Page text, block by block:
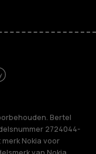
Bertel
2724044-
Nokia voor